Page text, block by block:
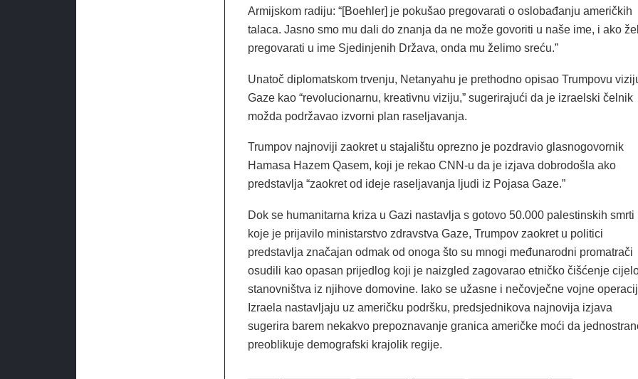
Armijskom radiju: “[Boehler] je pokušao pregovarati o oslobađanju američkih
talaca. Jasno smo mu dali do znanja da ne može govoriti u naše ime, i ako
pregovarati u ime Sjedinjenih Država, onda mu želimo sreću.”
Unatoč diplomatskom trvenju, Netanyahu je prethodno opisao Trumpovu
Gaze kao “revolucionarnu, kreativnu viziju,” sugerirajući da je izraelski čelnik
možda podržavao izvorni plan raseljavanja.
Trumpov najnoviji zaokret u stajalištu oprezno je pozdravio glasnogovornik
Hamasa Hazem Qasem, koji je rekao CNN-u da je izjava dobrodošla ako
predstavlja “zaokret od ideje raseljavanja ljudi iz Pojasa Gaze.”
Dok se humanitarna kriza u Gazi nastavlja s gotovo 50.000 palestinskih smrti
koje je prijavilo ministarstvo zdravstva Gaze, Trumpov zaokret u politici
predstavlja značajan odmak od onoga što su mnogi međunarodni promatrači
osudili kao opasan prijedlog koji je naizgled zagovarao etničko čišćenje
stanovništva iz njihove domovine. Iako se užasne i nečovječne vojne
Izraela nastavljaju uz američku podršku, predsjednikova najnovija izjava
sugerira barem nekakvo prepoznavanje granica američke moći da
preoblikuje demografski krajolik regije.